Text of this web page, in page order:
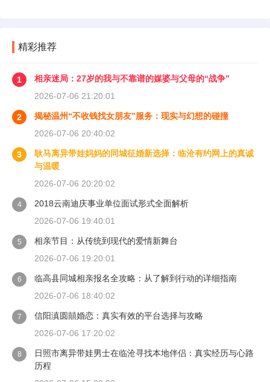
精彩推荐
1
相亲迷局：27岁的我与不靠谱的媒婆与父母的“战争”
2026-07-06 21:20:01
2
揭秘温州“不收钱找女朋友”服务：现实与幻想的碰撞
2026-07-06 20:40:02
3
耿马离异带娃妈妈的同城征婚新选择：临沧有约网上的真诚
与温暖
2026-07-06 20:20:02
4
2018云南迪庆事业单位面试形式全面解析
2026-07-06 19:40:01
5
相亲节目：从传统到现代的爱情新舞台
2026-07-06 19:20:01
6
临高县同城相亲报名全攻略：从了解到行动的详细指南
2026-07-06 18:40:02
7
信阳滇圆囍婚恋：真实有效的平台选择与攻略
2026-07-06 17:20:02
8
日照市离异带娃男士在临沧寻找本地伴侣：真实经历与心路
历程